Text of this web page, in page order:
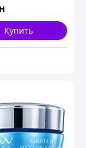
Купить